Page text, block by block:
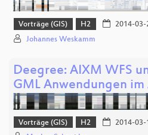
Vorträge (GIS) H2 2014-03-
Johannes Weskamm
Deegree: AIXM WFS
GML Anwendungen
Vorträge (GIS) H2 2014-03-